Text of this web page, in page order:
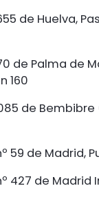
de Huelva,
de Palma de
160
de Bembibre
59 de Madrid,
427 de